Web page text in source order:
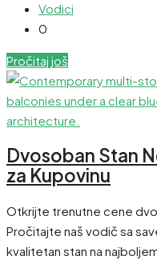
Vodici
0
Pročitaj još
Dvosoban Stan
za Kupovinu
Otkrijte trenutne cene
Pročitajte naš vodič sa
kvalitetan stan na